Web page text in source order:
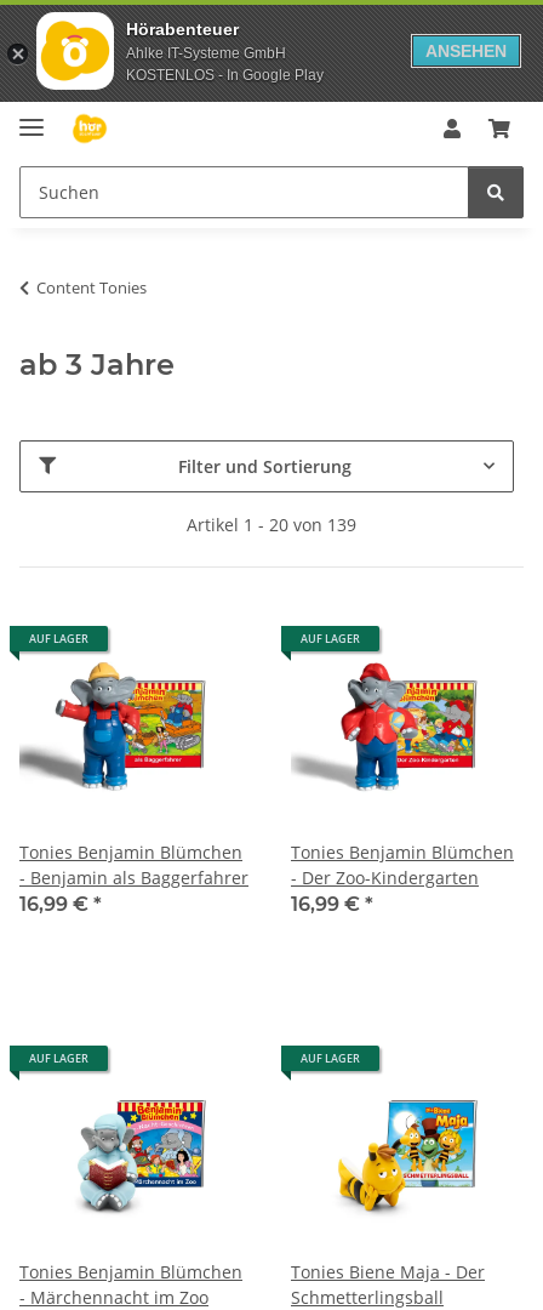
Hörabenteuer
Ahlke IT-Systeme GmbH
KOSTENLOS - In Google Play
ANSEHEN
Content Tonies
ab 3 Jahre
Filter und Sortierung
Artikel 1 - 20 von 139
AUF LAGER
Tonies Benjamin Blümchen
- Benjamin als Baggerfahrer
16,99 € *
AUF LAGER
Tonies Benjamin Blümchen
- Der Zoo-Kindergarten
16,99 € *
AUF LAGER
Tonies Benjamin Blümchen
- Märchennacht im Zoo
AUF LAGER
Tonies Biene Maja - Der
Schmetterlingsball